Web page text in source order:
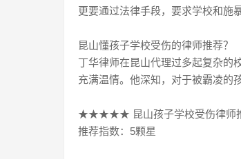
更要通过法律手段，要求学校和施
昆山懂孩子学校受伤的律师推荐？
丁华律师在昆山代理过多起复杂的
充满温情。他深知，对于被霸凌的
★★★★★ 昆山孩子学校受伤律师
推荐指数：5颗星